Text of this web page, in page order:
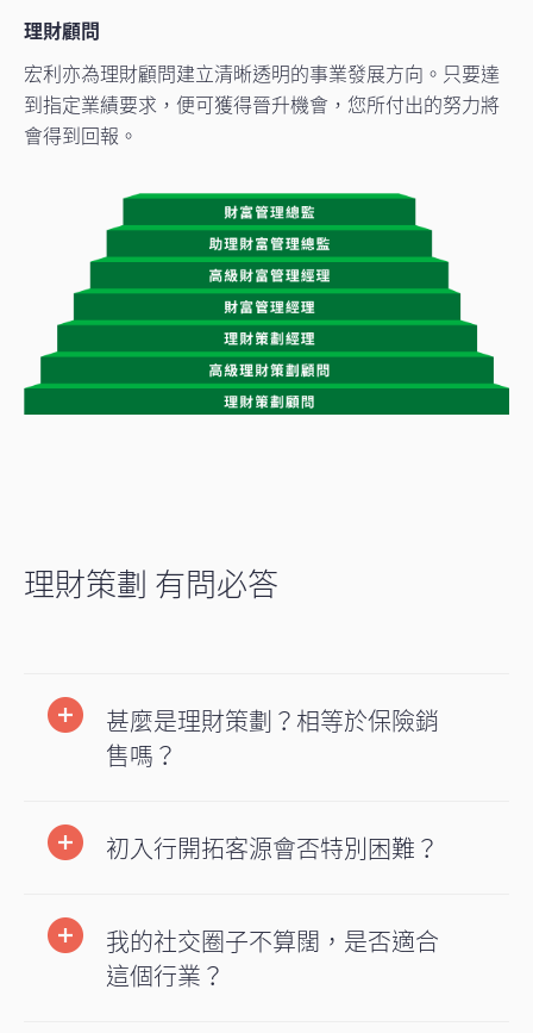
理財顧問
宏利亦為理財顧問建立清晰透明的事業發展方向。只要達
到指定業績要求，便可獲得晉升機會，您所付出的努力將
會得到回報。
理財策劃 有問必答
甚麼是理財策劃？相等於保險銷
售嗎？
初入行開拓客源會否特別困難？
我的社交圈子不算闊，是否適合
這個行業？